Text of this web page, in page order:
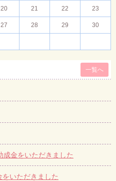
20 21 22 23
27 28 29 30
一覧へ
金をいただきました
いただきました